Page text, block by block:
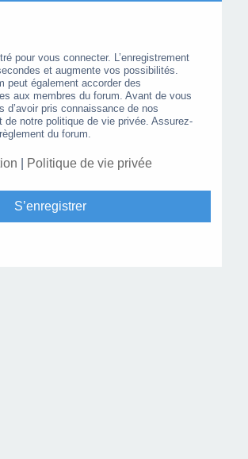
pour vous connecter. L’enregistrement
et augmente vos possibilités.
peut également accorder des
aux membres du forum. Avant de vous
d’avoir pris connaissance de nos
de notre politique de vie privée. Assurez-
du forum.
Politique de vie privée
S’enregistrer